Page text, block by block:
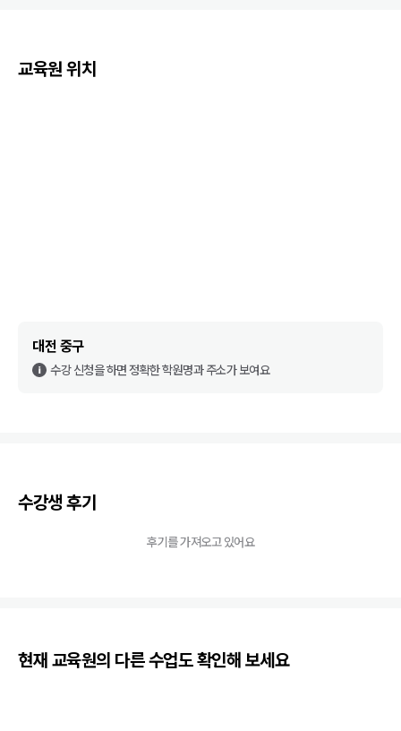
교육원 위치
대전 중구
수강 신청을 하면 정확한 학원명과 주소가 보여요
수강생 후기
후기를 가져오고 있어요
현재 교육원의 다른 수업도 확인해 보세요